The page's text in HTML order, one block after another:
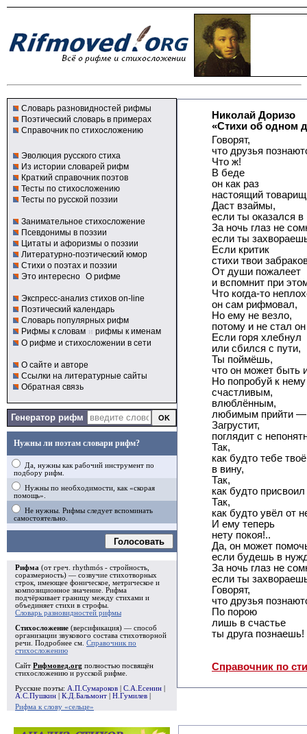
Словарь разновидностей рифмы
Поэтический словарь в примерах
Справочник по стихосложению
Эволюция русского стиха
Из истории словарей рифм
Краткий справочник поэтов
Тесты по стихосложению
Тесты по русской поэзии
Занимательное стихосложение
Псевдонимы в поэзии
Цитаты и афоризмы о поэзии
Литературно-поэтический юмор
Стихи о поэтах и поэзии
Это интересно О рифме
Экспресс-анализ стихов on-line
Поэтический календарь
Словарь популярных рифм
Рифмы к словам и рифмы к именам
О рифме и стихосложении в сети
О сайте и авторе
Ссылки на литературные сайты
Обратная связь
Генератор рифм
Нужны ли поэтам словари рифм?
Да, нужны как рабочий инструмент по
подбору рифм.
Нужны по необходимости, как «скорая
помощь».
Не нужны. Рифмы следует вспоминать
самостоятельно.
Голосовать
Рифма (от греч. rhythmós - стройность,
соразмерность) — созвучие стихотворных
строк, имеющее фоническое, метрическое и
композиционное значение. Рифма
подчёркивает границу между стихами и
объединяет стихи в строфы
Словарь разновидностей рифмы
Стихосложение (версификация) — способ
организации звукового состава стихотворной
речи. Подробнее см. Справочник по
стихосложению
Сайт Рифмовед.org полностью посвящён
стихосложению и русской рифме.
Русские поэты: А.П.Сумароков С.А.Есенин
А.С.Пушкин
К.Д.Бальмонт Н.Гумилев
Рифма к слову «сельце»
Николай Доризо
«Стихи об одном
Говорят,
что друзья
Что ж!
В беде
он как раз
настоящий
Даст взаймы,
если ты оказался
За ночь глаз не
если ты
Если критик
стихи твои
От души пожалеет
и вспомнит при
Что когда-то
он сам рифмовал,
Но ему не везло,
потому и не стал
Если горя хлебнул
или сбился с пути,
Ты поймёшь,
что он может быть
Но попробуй к
счастливым,
влюблённым,
любимым прийти —
Загрустит,
поглядит с
Так,
как будто тебе
в вину,
Так,
как будто
Так,
как будто увёл от
И ему теперь
нету покоя!..
Да, он может
если будешь в
За ночь глаз не
если ты
Говорят,
что друзья
По порою
лишь в счастье
ты друга познаешь!
Справочник по